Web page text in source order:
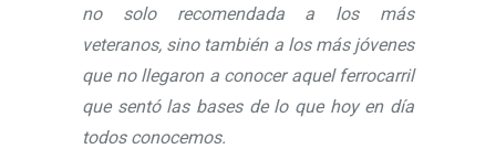
no solo recomendada a los más
veteranos, sino también a los más jóvenes
que no llegaron a conocer aquel ferrocarril
que sentó las bases de lo que hoy en día
todos conocemos.